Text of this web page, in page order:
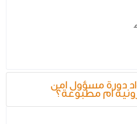
دورة مسؤول امن
أم مطبوعة؟